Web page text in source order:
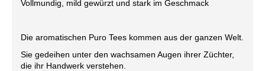
Vollmundig, mild gewürzt und stark im Geschmack
Die aromatischen Puro Tees kommen aus der ganzen Welt.
Sie gedeihen unter den wachsamen Augen ihrer Züchter,
die ihr Handwerk verstehen.